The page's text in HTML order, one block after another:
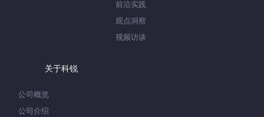
前沿实践
观点洞察
视频访谈
关于科锐
公司概览
公司介绍